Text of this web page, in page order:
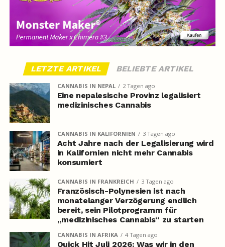
LETZTE ARTIKEL BELIEBTE ARTIKEL
CANNABIS IN NEPAL 2 Tagen ago
Eine nepalesische Provinz legalisiert
medizinisches Cannabis
CANNABIS IN KALIFORNIEN 3 Tagen ago
Acht Jahre nach der Legalisierung wird
in Kalifornien nicht mehr Cannabis
konsumiert
CANNABIS IN FRANKREICH 3 Tagen ago
Französisch-Polynesien ist nach
monatelanger Verzögerung endlich
bereit, sein Pilotprogramm für
„medizinisches Cannabis“ zu starten
CANNABIS IN AFRIKA 4 Tagen ago
Quick Hit Juli 2026: Was wir in den